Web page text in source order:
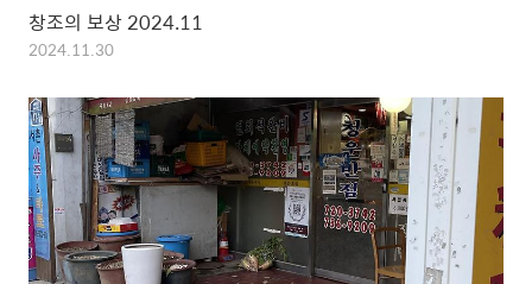
창조의 보상 2024.11
2024.11.30